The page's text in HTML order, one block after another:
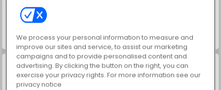
ASMR Makeover & Makeup Studio Farm Merge Valley
We process your personal information to measure and
improve our sites and service, to assist our marketing
campaigns and to provide personalised content and
advertising. By clicking the button on the right, you can
exercise your privacy rights. For more information see our
privacy notice